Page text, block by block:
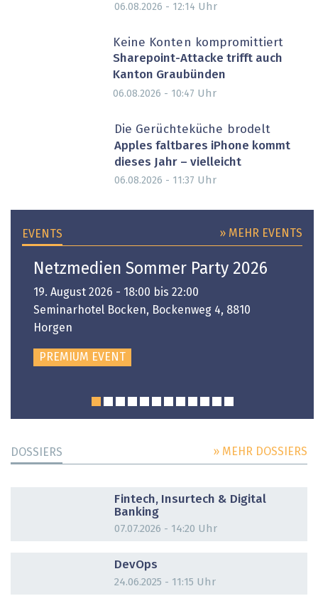
06.08.2026 - 12:14 Uhr
Keine Konten kompromittiert
Sharepoint-Attacke trifft auch
Kanton Graubünden
06.08.2026 - 10:47 Uhr
Die Gerüchteküche brodelt
Apples faltbares iPhone kommt
dieses Jahr – vielleicht
06.08.2026 - 11:37 Uhr
EVENTS » MEHR EVENTS
Netzmedien Sommer Party 2026
19. August 2026 - 18:00 bis 22:00
Seminarhotel Bocken, Bockenweg 4, 8810
Horgen
PREMIUM EVENT
DOSSIERS » MEHR DOSSIERS
Fintech, Insurtech & Digital
Banking
07.07.2026 - 14:20 Uhr
DevOps
24.06.2025 - 11:15 Uhr